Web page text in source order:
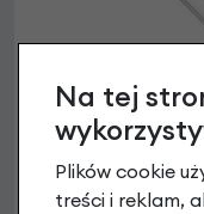
Na tej
Plików cookie
treści i reklam,